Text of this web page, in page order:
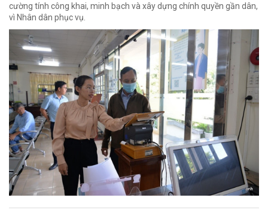
cường tính công khai, minh bạch và xây dựng chính quyền gần dân,
vì Nhân dân phục vụ.